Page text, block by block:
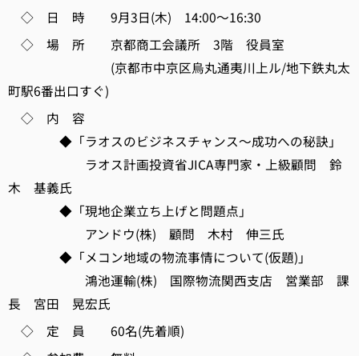
◇ 日 時 9月3日(木) 14:00～16:30
◇ 場 所 京都商工会議所 3階 役員室
(京都市中京区烏丸通夷川上ル/地下鉄丸太
町駅6番出口すぐ)
◇ 内 容
◆「ラオスのビジネスチャンス～成功への秘訣」
ラオス計画投資省JICA専門家・上級顧問 鈴
木 基義氏
◆「現地企業立ち上げと問題点」
アンドウ(株) 顧問 木村 伸三氏
◆「メコン地域の物流事情について(仮題)」
鴻池運輸(株) 国際物流関西支店 営業部 課
長 宮田 晃宏氏
◇ 定 員 60名(先着順)